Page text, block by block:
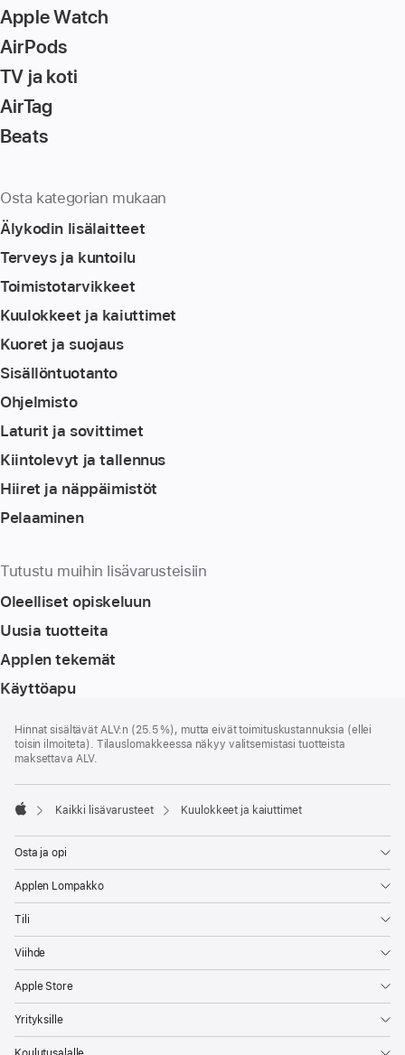
Apple Watch
AirPods
TV ja koti
AirTag
Beats
Osta kategorian mukaan
Älykodin lisä­laitteet
Terveys ja kuntoilu
Toimistotarvikkeet
Kuulokkeet ja kaiuttimet
Kuoret ja suojaus
Sisällöntuotanto
Ohjelmisto
Laturit ja sovittimet
Kiintolevyt ja tallennus
Hiiret ja näppäimistöt
Pelaaminen
Tutustu muihin lisävarusteisiin
Oleelliset opiskeluun
Uusia tuotteita
Applen tekemät
Käyttöapu
Hinnat sisältävät ALV:n (25.5 %), mutta eivät toimitus­kustannuksia (ellei
toisin ilmoiteta). Tilauslomakkeessa näkyy valitsemistasi tuotteista
maksettava ALV.
Kaikki lisävarusteet Kuulokkeet ja kaiuttimet
Osta ja opi
Applen Lompakko
Tili
Viihde
Apple Store
Yrityksille